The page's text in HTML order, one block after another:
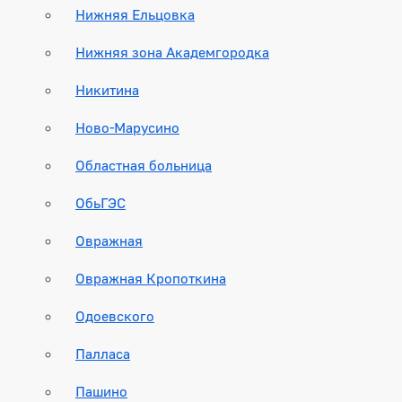
Нижняя Ельцовка
Нижняя зона Академгородка
Никитина
Ново-Марусино
Областная больница
ОбьГЭС
Овражная
Овражная Кропоткина
Одоевского
Палласа
Пашино